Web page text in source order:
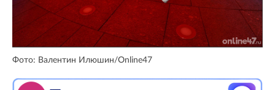
Фото: Валентин Илюшин/Online47